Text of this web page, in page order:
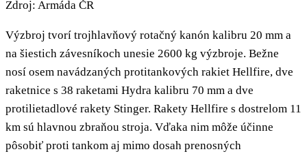
Zdroj: Armáda ČR
Výzbroj tvorí trojhlavňový rotačný kanón kalibru 20 mm a
na šiestich závesníkoch unesie 2600 kg výzbroje. Bežne
nosí osem navádzaných protitankových rakiet Hellfire, dve
raketnice s 38 raketami Hydra kalibru 70 mm a dve
protilietadlové rakety Stinger. Rakety Hellfire s dostrelom 11
km sú hlavnou zbraňou stroja. Vďaka nim môže účinne
pôsobiť proti tankom aj mimo dosah prenosných